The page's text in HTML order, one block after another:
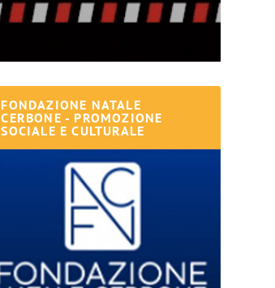
FONDAZIONE NATALE
CERBONE - PROMOZIONE
SOCIALE E CULTURALE